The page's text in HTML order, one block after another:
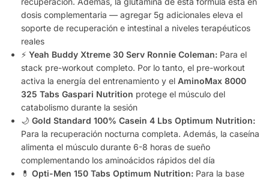
dosis complementaria — agregar 5g adicionales eleva el
soporte de recuperación e intestinal a niveles terapéuticos
reales
⚡ Yeah Buddy Xtreme 30 Serv Ronnie Coleman: Para el
stack pre-workout completo. Por lo tanto, el pre-workout
activa la energía del entrenamiento y el AminoMax 8000
325 Tabs Gaspari Nutrition protege el músculo del
catabolismo durante la sesión
🌙 Gold Standard 100% Casein 4 Lbs Optimum Nutrition:
Para la recuperación nocturna completa. Además, la caseína
alimenta el músculo durante 6-8 horas de sueño
complementando los aminoácidos rápidos del día
💊 Opti-Men 150 Tabs Optimum Nutrition: Para la base